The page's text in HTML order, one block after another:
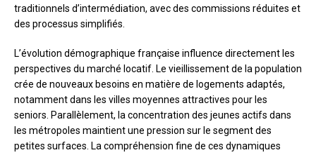
traditionnels d’intermédiation, avec des commissions réduites et
des processus simplifiés.
L’évolution démographique française influence directement les
perspectives du marché locatif. Le vieillissement de la population
crée de nouveaux besoins en matière de logements adaptés,
notamment dans les villes moyennes attractives pour les
seniors. Parallèlement, la concentration des jeunes actifs dans
les métropoles maintient une pression sur le segment des
petites surfaces. La compréhension fine de ces dynamiques